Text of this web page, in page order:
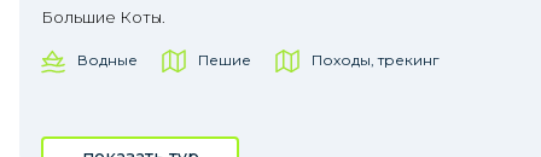
Большие Коты.
Водные Пешие Походы, трекинг